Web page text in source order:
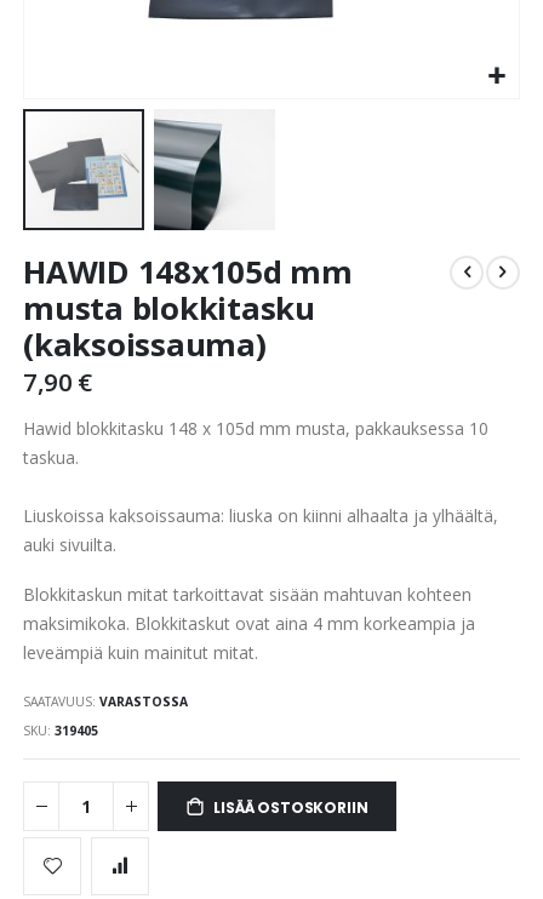
to
beginning
of
images
gallery
HAWID 148x105d mm
musta blokkitasku
(kaksoissauma)
7,90 €
Hawid blokkitasku 148 x 105d mm musta, pakkauksessa 10
taskua.
Liuskoissa kaksoissauma: liuska on kiinni alhaalta ja ylhäältä,
auki sivuilta.
Blokkitaskun mitat tarkoittavat sisään mahtuvan kohteen
maksimikoka. Blokkitaskut ovat aina 4 mm korkeampia ja
leveämpiä kuin mainitut mitat.
SAATAVUUS: VARASTOSSA
SKU 319405
LISÄÄ OSTOSKORIIN